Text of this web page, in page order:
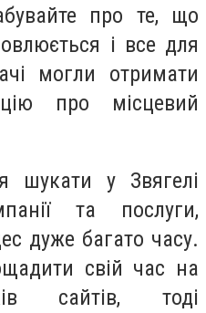
про те, що
і все для
могли отримати
про місцевий
шукати у Звягелі
та послуги,
дуже багато часу.
свій час на
сайтів, тоді